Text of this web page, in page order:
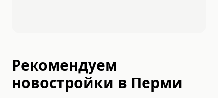
Рекомендуем
новостройки в Перми